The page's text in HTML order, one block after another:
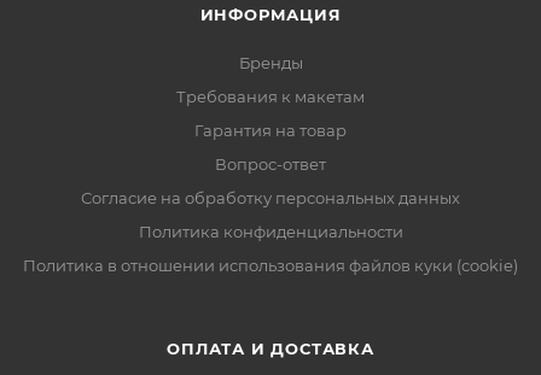
ИНФОРМАЦИЯ
Бренды
Требования к макетам
Гарантия на товар
Вопрос-ответ
Согласие на обработку персональных данных
Политика конфиденциальности
Политика в отношении использования файлов куки (cookie)
ОПЛАТА И ДОСТАВКА